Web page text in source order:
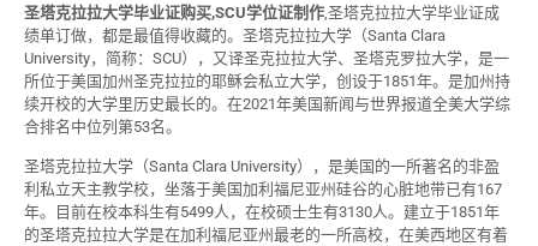
圣塔克拉拉大学毕业证购买,SCU学位证制作 ,圣塔克拉拉大学毕业证成
绩单订做，都是最值得收藏的。圣塔克拉拉大学（Santa Clara
University，简称：SCU），又译圣克拉拉大学、圣塔克罗拉大学，是一
所位于美国加州圣克拉拉的耶稣会私立大学，创设于1851年。是加州持
续开校的大学里历史最长的。在2021年美国新闻与世界报道全美大学综
合排名中位列第53名。
圣塔克拉拉大学（Santa Clara University），是美国的一所著名的非盈
利私立天主教学校，坐落于美国加利福尼亚州硅谷的心脏地带已有167
年。目前在校本科生有5499人，在校硕士生有3130人。建立于1851年
的圣塔克拉拉大学是在加利福尼亚州最老的一所高校，在美西地区有着